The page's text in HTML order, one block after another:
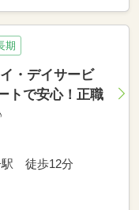
期
・デイサービ
トで安心！正職
駅 徒歩12分